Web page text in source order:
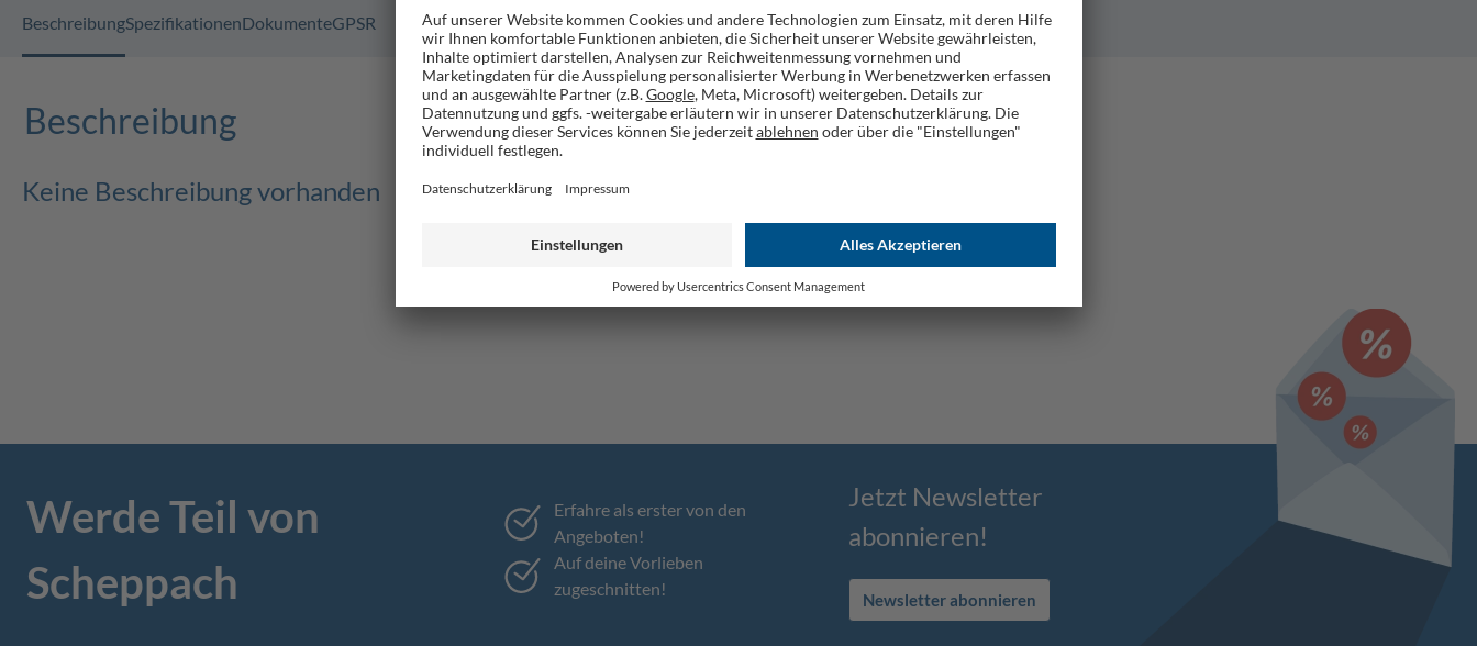
BeschreibungSpezifikationenDokumenteGPSR
Beschreibung
Keine Beschreibung vorhanden
Werde Teil von
Scheppach
Erfahre als erster von den
Angeboten!
Auf deine Vorlieben
zugeschnitten!
Jetzt Newsletter
abonnieren!
Newsletter abonnieren